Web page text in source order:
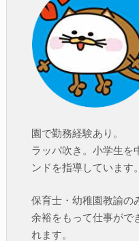
園で勤務経験あり。
ラッパ吹き。小学生を
ンドを指導しています。
保育士・幼稚園教諭の
余裕をもって仕事がで
れます。